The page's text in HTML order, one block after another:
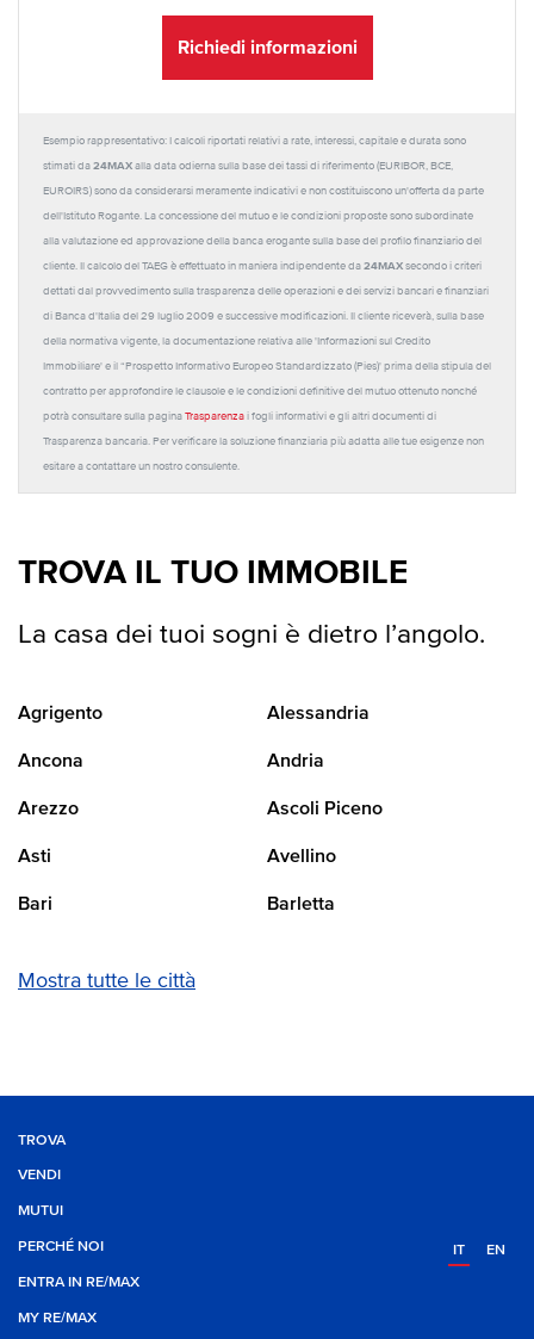
Richiedi informazioni
Esempio rappresentativo: I calcoli riportati relativi a rate, interessi, capitale e durata sono
stimati da 24MAX alla data odierna sulla base dei tassi di riferimento (EURIBOR, BCE,
EUROIRS) sono da considerarsi meramente indicativi e non costituiscono un'offerta da parte
dell'Istituto Rogante. La concessione del mutuo e le condizioni proposte sono subordinate
alla valutazione ed approvazione della banca erogante sulla base del profilo finanziario del
cliente. Il calcolo del TAEG è effettuato in maniera indipendente da 24MAX secondo i criteri
dettati dal provvedimento sulla trasparenza delle operazioni e dei servizi bancari e finanziari
di Banca d'Italia del 29 luglio 2009 e successive modificazioni. Il cliente riceverà, sulla base
della normativa vigente, la documentazione relativa alle 'Informazioni sul Credito
Immobiliare' e il “Prospetto Informativo Europeo Standardizzato (Pies)' prima della stipula del
contratto per approfondire le clausole e le condizioni definitive del mutuo ottenuto nonché
potrà consultare sulla pagina Trasparenza i fogli informativi e gli altri documenti di
Trasparenza bancaria. Per verificare la soluzione finanziaria più adatta alle tue esigenze non
esitare a contattare un nostro consulente.
TROVA IL TUO IMMOBILE
La casa dei tuoi sogni è dietro l’angolo.
Agrigento Alessandria
Ancona Andria
Arezzo Ascoli Piceno
Asti Avellino
Bari Barletta
Mostra tutte le città
TROVA
VENDI
MUTUI
PERCHÉ NOI
ENTRA IN RE/MAX
MY RE/MAX
IT EN